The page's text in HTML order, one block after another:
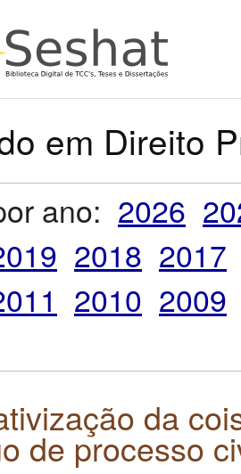
em Direito
ano: 2026
2018 2017
2010 2009
da
de processo